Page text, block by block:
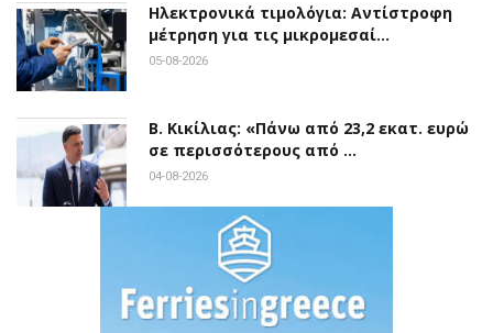
Ηλεκτρονικά τιμολόγια: Αντίστροφη
μέτρηση για τις μικρομεσαί…
05-08-2026
Β. Κικίλιας: «Πάνω από 23,2 εκατ. ευρώ
σε περισσότερους από …
04-08-2026